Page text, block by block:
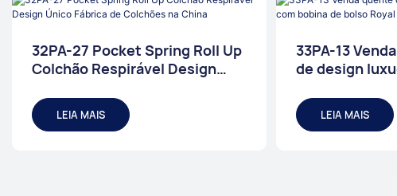
32PA-27 Pocket Spring Roll Up
Colchão Respirável Design
ChinaLEIA MAIS
33PA-13
de design
LEIA MAIS